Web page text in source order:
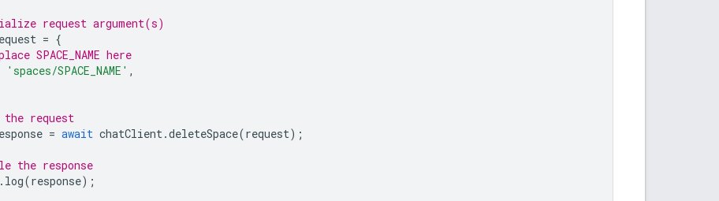
request argument(s)
= {
SPACE_NAME here
'spaces/SPACE_NAME' ,
the request
= await chatClient.deleteSpace(request);
the response
. log(response);